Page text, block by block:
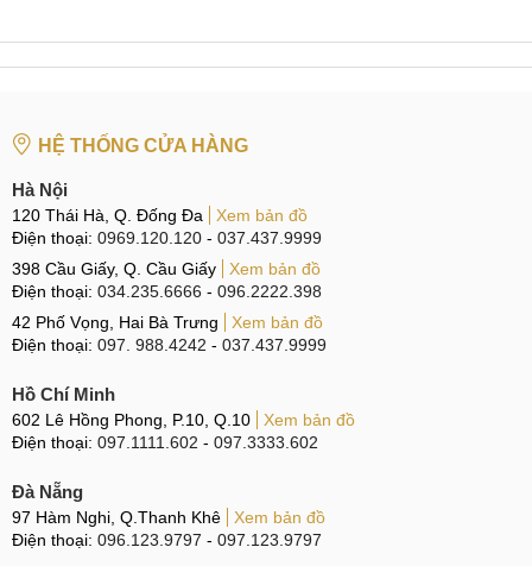
Điểm nổi bật trên V11 Pro
Màn hình Super AMOLED
Đánh giá Vivo V11
Màn hình hiển thị sắc nét
Hiệu năng mượt mà
Bộ nhớ lưu trữ
Camera kép sắc nét
Dung lượng pin
Nên mua V11 Pro ở đâu?
Mẫu điện thoại V11 Pro là chiếc điện thoại có thiết kế tinh
giản hơn so với các mẫu điện thoại các trên với thị trường,
HỆ THỐNG CỬA HÀNG
Hà Nội
120 Thái Hà, Q. Đống Đa
Xem bản đồ
Điện thoại: 0969.120.120 - 037.437.9999
398 Cầu Giấy, Q. Cầu Giấy
Xem bản đồ
Điện thoại: 034.235.6666 - 096.2222.398
42 Phố Vọng, Hai Bà Trưng
Xem bản đồ
Điện thoại: 097. 988.4242 - 037.437.9999
Hồ Chí Minh
602 Lê Hồng Phong, P.10, Q.10
Xem bản đồ
Điện thoại: 097.1111.602 - 097.3333.602
Đà Nẵng
97 Hàm Nghi, Q.Thanh Khê
Xem bản đồ
Điện thoại: 096.123.9797 - 097.123.9797